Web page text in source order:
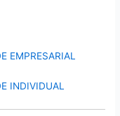
EMPRESARIAL
INDIVIDUAL